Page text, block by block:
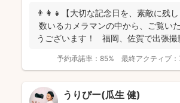
👨‍👩‍👧【大切な記念日を、素敵に残し
数いるカメラマンの中から、ご覧い
うございます！ 福岡、佐賀で出張撮
予約承諾率： 85% 最終アクティブ：
うりぴー(瓜生 健)